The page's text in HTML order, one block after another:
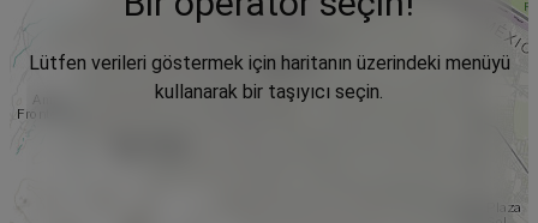
Lütfen verileri göstermek için haritanın üzerindeki menüyü
kullanarak bir taşıyıcı seçin.